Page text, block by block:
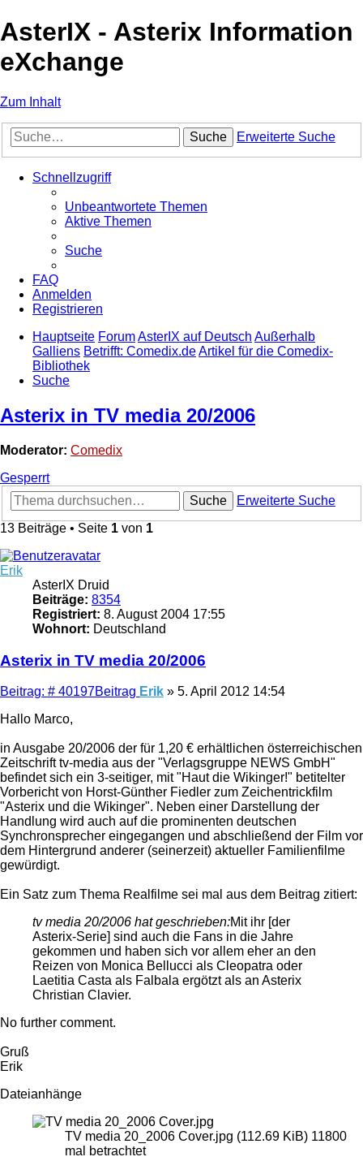
AsterIX - Asterix Information
eXchange
Zum Inhalt
Suche Erweiterte Suche
Schnellzugriff
Unbeantwortete Themen
Aktive Themen
Suche
FAQ
Anmelden
Registrieren
Hauptseite ForumAsterIX auf Deutsch Außerhalb
Galliens Betrifft: Comedix.deArtikel für die Comedix-
Bibliothek
Suche
Asterix in TV media 20/2006
Moderator: Comedix
Gesperrt
Suche
Erweiterte Suche
13 Beiträge • Seite 1 von 1
Erik
AsterIX Druid
Beiträge: 8354
Registriert: 8. August 2004 17:55
Wohnort: Deutschland
Asterix in TV media 20/2006
Beitrag: # 40197Beitrag Erik » 5. April 2012 14:54
Hallo Marco,
in Ausgabe 20/2006 der für 1,20 € erhältlichen österreichischen
Zeitschrift tv-media aus der "Verlagsgruppe NEWS GmbH"
befindet sich ein 3-seitiger, mit "Haut die Wikinger!" betitelter
Vorbericht von Horst-Günther Fiedler zum Zeichentrickfilm
"Asterix und die Wikinger". Neben einer Darstellung der
Handlung wird auch auf die prominenten deutschen
Synchronsprecher eingegangen und abschließend der Film vor
dem Hintergrund anderer (seinerzeit) aktueller Familienfilme
gewürdigt.
Ein Satz zum Thema Realfilme sei mal aus dem Beitrag zitiert:
tv media 20/2006 hat geschrieben:Mit ihr [der
Asterix-Serie] sind auch die Fans in die Jahre
gekommen und haben sich vor allem eher an den
Reizen von Monica Bellucci als Cleopatra oder
Laetitia Casta als Falbala ergötzt als an Asterix
Christian Clavier.
No further comment.
Gruß
Erik
Dateianhänge
TV media 20_2006 Cover.jpg (112.69 KiB) 11800
mal betrachtet